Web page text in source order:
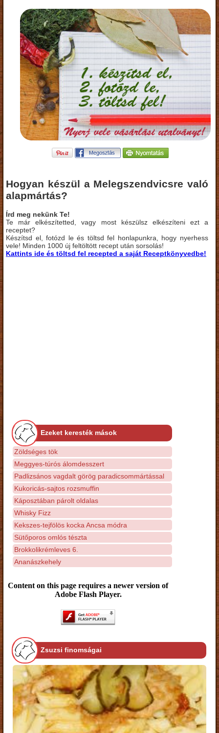
Hogyan készül a Melegszendvicsre való
alapmártás?
Írd meg nekünk Te!
Te már elkészítetted, vagy most készülsz elkészíteni ezt a
receptet?
Készítsd el, fotózd le és töltsd fel honlapunkra, hogy nyerhess
vele! Minden 1000 új feltöltött recept után sorsolás!
Kattints ide és töltsd fel recepted a saját Receptkönyvedbe!
Ezeket keresték mások
Zöldséges tök
Meggyes-túrós álomdesszert
Padlizsános vagdalt görög paradicsommártással
Kukoricás-sajtos rozsmuffin
Káposztában párolt oldalas
Whisky Fizz
Kekszes-tejfölös kocka Ancsa módra
Sütőporos omlós tészta
Brokkolikrémleves 6.
Ananászkehely
Content on this page requires a newer version of
Adobe Flash Player.
Zsuzsi finomságai